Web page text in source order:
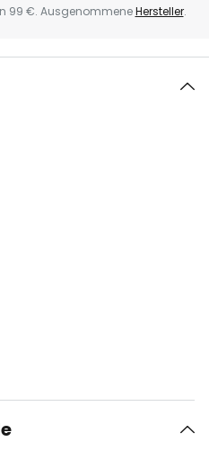
99 €. AusgenommeneHersteller.